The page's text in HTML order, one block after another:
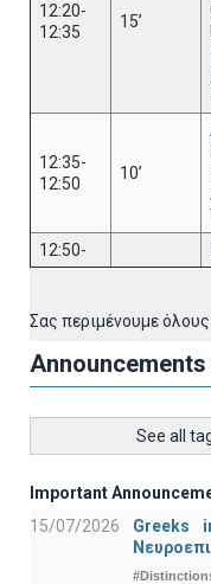
12:20-
12:35
15’
12:35-
12:50
10’
12:50-
Σας περιμένουμε
See all
Important
15/07/2026
Greeks